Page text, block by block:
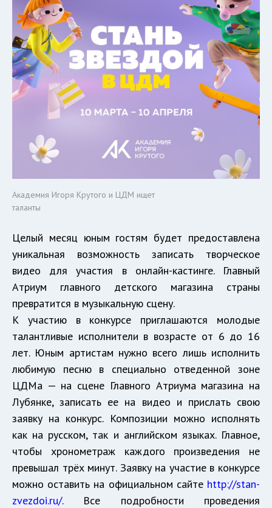
Академия Игоря Крутого и ЦДМ ищет
таланты
Целый месяц юным гостям будет предоставлена
уникальная возможность записать творческое
видео для участия в онлайн-кастинге. Главный
Атриум главного детского магазина страны
превратится в музыкальную сцену.
К участию в конкурсе приглашаются молодые
талантливые исполнители в возрасте от 6 до 16
лет. Юным артистам нужно всего лишь исполнить
любимую песню в специально отведенной зоне
ЦДМа — на сцене Главного Атриума магазина на
Лубянке, записать ее на видео и прислать свою
заявку на конкурс. Композиции можно исполнять
как на русском, так и английском языках. Главное,
чтобы хронометраж каждого произведения не
превышал трёх минут. Заявку на участие в конкурсе
можно оставить на официальном сайте http://stan-
zvezdoi.ru/. Все подробности проведения